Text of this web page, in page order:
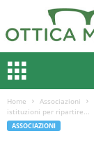
Home Associazioni
istituzioni per ripartire...
ASSOCIAZIONI